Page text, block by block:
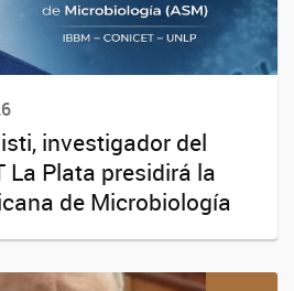
investigador del
La Plata presidirá la
de Microbiología